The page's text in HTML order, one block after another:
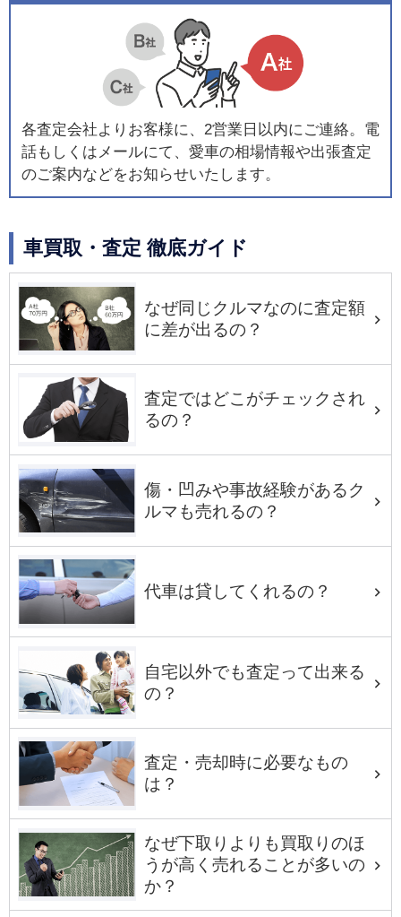
各査定会社よりお客様に、2営業日以内にご連絡。電
話もしくはメールにて、愛車の相場情報や出張査定
のご案内などをお知らせいたします。
車買取・査定 徹底ガイド
なぜ同じクルマなのに査定額
に差が出るの？
査定ではどこがチェックされ
るの？
傷・凹みや事故経験があるク
ルマも売れるの？
代車は貸してくれるの？
自宅以外でも査定って出来る
の？
査定・売却時に必要なもの
は？
なぜ下取りよりも買取りのほ
うが高く売れることが多いの
か？